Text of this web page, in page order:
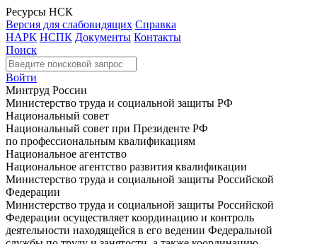
Ресурсы НСК
Версия для слабовидящих Справка
НАРК НСПК Документы Контакты
Поиск
Войти
Минтруд России
Министерство труда и социальной защиты РФ
Национальный совет
Национальный совет при Президенте РФ
по профессиональным квалификациям
Национальное агентство
Национальное агентство развития квалификации
Министерство труда и социальной защиты Российской
Федерации
Министерство труда и социальной защиты Российской
Федерации осуществляет координацию и контроль
деятельности находящейся в его ведении Федеральной